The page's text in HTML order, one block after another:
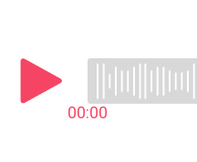
00:00